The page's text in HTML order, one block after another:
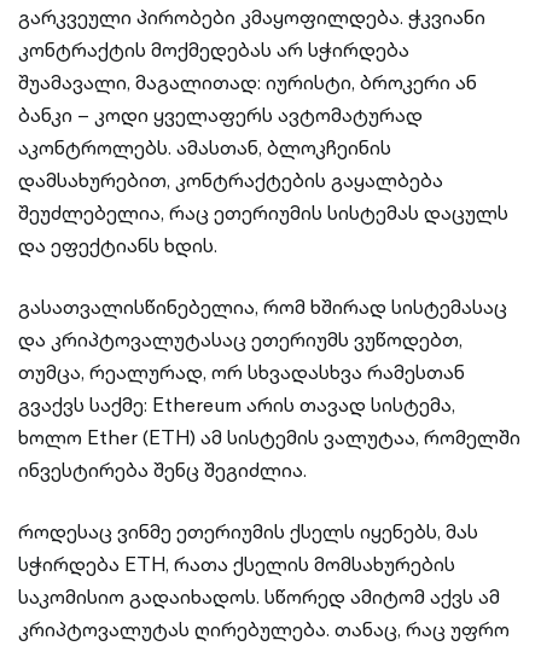
გარკვეული პირობები კმაყოფილდება. ჭკვიანი
კონტრაქტის მოქმედებას არ სჭირდება
შუამავალი, მაგალითად: იურისტი, ბროკერი ან
ბანკი – კოდი ყველაფერს ავტომატურად
აკონტროლებს. ამასთან, ბლოკჩეინის
დამსახურებით, კონტრაქტების გაყალბება
შეუძლებელია, რაც ეთერიუმის სისტემას დაცულს
და ეფექტიანს ხდის.
გასათვალისწინებელია, რომ ხშირად სისტემასაც
და კრიპტოვალუტასაც ეთერიუმს ვუწოდებთ,
თუმცა, რეალურად, ორ სხვადასხვა რამესთან
გვაქვს საქმე: Ethereum არის თავად სისტემა,
ხოლო Ether (ETH) ამ სისტემის ვალუტაა, რომელში
ინვესტირება შენც შეგიძლია.
როდესაც ვინმე ეთერიუმის ქსელს იყენებს, მას
სჭირდება ETH, რათა ქსელის მომსახურების
საკომისიო გადაიხადოს. სწორედ ამიტომ აქვს ამ
კრიპტოვალუტას ღირებულება. თანაც, რაც უფრო